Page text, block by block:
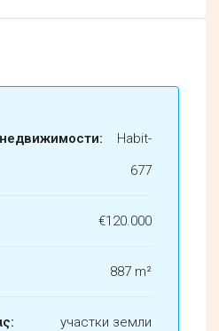
Habit-
677
€120.000
887 m²
участки земли